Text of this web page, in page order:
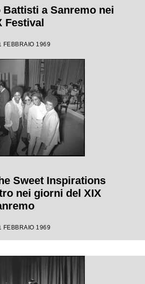
Battisti a Sanremo nei
Festival
FEBBRAIO 1969
Sweet Inspirations
nei giorni del XIX
FEBBRAIO 1969